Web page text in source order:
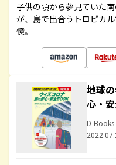
子供の頃から夢見ていた
が、島で出合うトロピカ
憶。
地球
心・
D-Books